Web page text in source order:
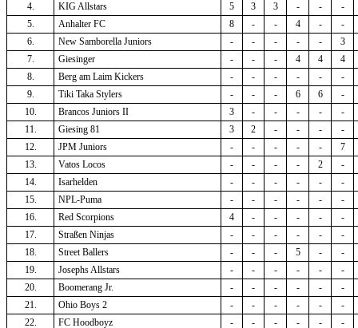
4.
KIG Allstars 5 3 3 - -
-
5.
Anhalter FC 8 - - 4 -
-
6.
New Samborella Juniors - - - - -
3
7.
Giesinger - - - 4 4
4
8.
Berg am Laim Kickers - - - - -
-
9.
Tiki Taka Stylers - - - 6 6
-
10.
Brancos Juniors II 3 - - - -
-
11.
Giesing 81 3 2 - - -
-
12.
JPM Juniors - - - - -
7
13.
Vatos Locos - - - - 2
-
14.
Isarhelden - - - - -
-
15.
NPL-Puma - - - - -
-
16.
Red Scorpions 4 - - - -
-
17.
Straßen Ninjas - - - - -
-
18.
Street Ballers - - - 5 -
-
19.
Josephs Allstars - - - - -
-
20.
Boomerang Jr. - - - - -
-
21.
Ohio Boys 2 - - - - -
-
22.
FC Hoodboyz - - - - -
-